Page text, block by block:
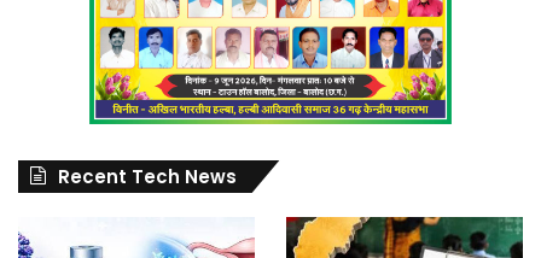
Recent Tech News